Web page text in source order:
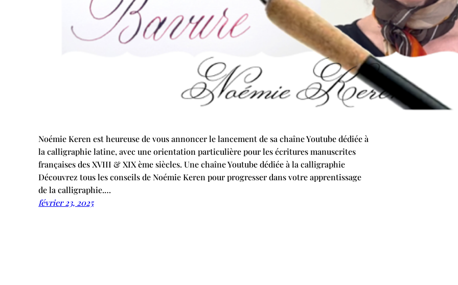
Noémie Keren est heureuse de vous annoncer le lancement de sa chaîne Youtube dédiée à
la calligraphie latine, avec une orientation particulière pour les écritures manuscrites
françaises des XVIII & XIX ème siècles. Une chaîne Youtube dédiée à la calligraphie
Découvrez tous les conseils de Noémie Keren pour progresser dans votre apprentissage
de la calligraphie.…
février 23, 2025